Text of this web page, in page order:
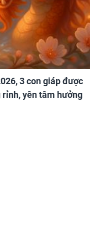
3 con giáp được
rỉnh, yên tâm hưởng